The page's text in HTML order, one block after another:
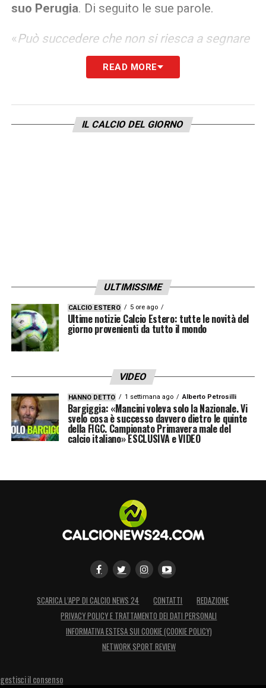
suo Perugia. Di seguito le sue parole.
«Può succedere che non si riesca a segnare
tanti gol nonostante le occasioni, l’Inter non
aveva la volontà di fare un solo gol contro il
non ha creato quanto l’Inter con il Benfica e il
che non è una squadra spettacolare. L’Inter
sa essere spettacolare pur difendendosi
LA PLAYLIST DELLE NOSTRE TOP NEWS
READ MORE
IL CALCIO DEL GIORNO
ULTIMISSIME
CALCIO ESTERO 5 ore ago
Ultime notizie Calcio Estero: tutte le novità del
giorno provenienti da tutto il mondo
VIDEO
HANNO DETTO 1 settimana ago Alberto Petrosilli
Bargiggia: «Mancini voleva solo la Nazionale. Vi
svelo cosa è successo davvero dietro le quinte
della FIGC. Campionato Primavera male del
calcio italiano» ESCLUSIVA e VIDEO
SCARICA L’APP DI CALCIO NEWS 24 CONTATTI
REDAZIONE
PRIVACY POLICY E TRATTAMENTO DEI DATI PERSONALI
INFORMATIVA ESTESA SUI COOKIE (COOKIE POLICY)
NETWORK SPORT REVIEW
gestisci il consenso